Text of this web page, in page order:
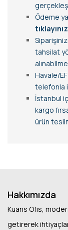
Ödeme
tahsilat
Havale/
telefonla
İstanbul
kargo
ürün
Hakkımızda
Kuans Ofis,
getirerek